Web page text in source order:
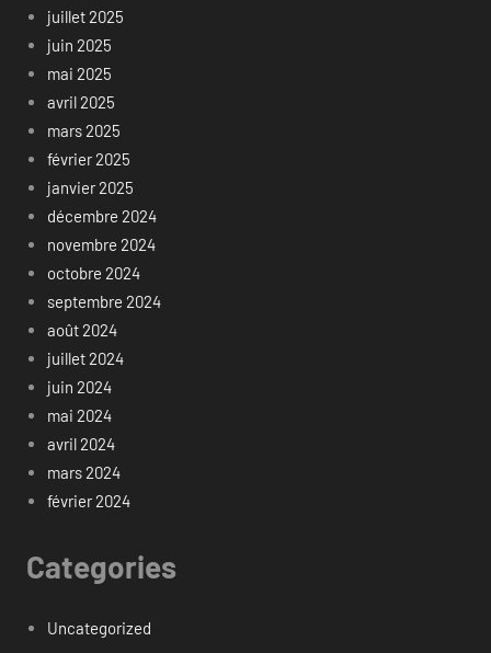
juillet 2025
juin 2025
mai 2025
avril 2025
mars 2025
février 2025
janvier 2025
décembre 2024
novembre 2024
octobre 2024
septembre 2024
août 2024
juillet 2024
juin 2024
mai 2024
avril 2024
mars 2024
février 2024
Categories
Uncategorized